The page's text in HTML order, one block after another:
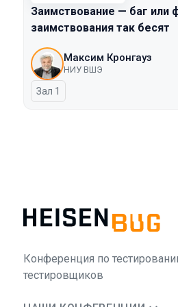
Заимствование — баг или
заимствования так бесят
Максим Кронгауз
НИУ ВШЭ
Зал 1
Конференция по
тестировщиков